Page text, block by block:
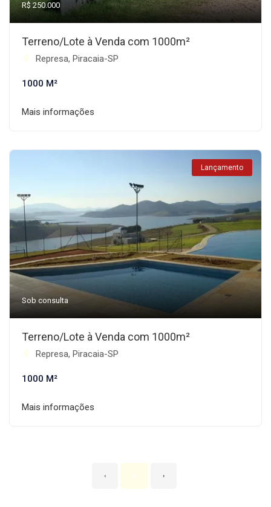
R$ 250.000
Terreno/Lote à Venda com 1000m²
Represa, Piracaia-SP
1000 M²
Mais informações
Lançamento
Sob consulta
Terreno/Lote à Venda com 1000m²
Represa, Piracaia-SP
1000 M²
Mais informações
‹ 1 ›